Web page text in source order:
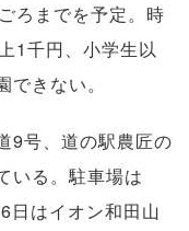
ろまでを予定。時
1千円、小学生以
きない。
9号、道の駅農匠の
いる。駐車場は
日はイオン和田山